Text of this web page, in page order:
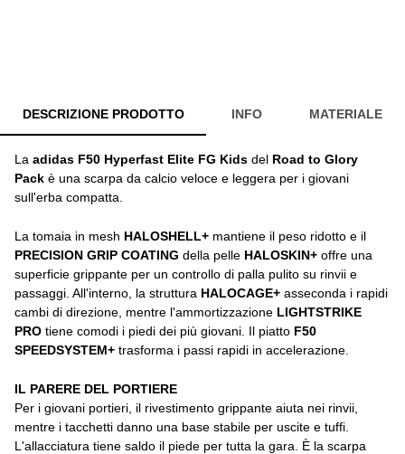
DESCRIZIONE PRODOTTO INFO MATERIALE
La adidas F50 Hyperfast Elite FG Kids del Road to Glory
Pack è una scarpa da calcio veloce e leggera per i giovani
sull'erba compatta.
La tomaia in mesh HALOSHELL+ mantiene il peso ridotto e il
PRECISION GRIP COATING della pelle HALOSKIN+ offre una
superficie grippante per un controllo di palla pulito su rinvii e
passaggi. All'interno, la struttura HALOCAGE+ asseconda i rapidi
cambi di direzione, mentre l'ammortizzazione LIGHTSTRIKE
PRO tiene comodi i piedi dei più giovani. Il piatto F50
SPEEDSYSTEM+ trasforma i passi rapidi in accelerazione.
IL PARERE DEL PORTIERE
Per i giovani portieri, il rivestimento grippante aiuta nei rinvii,
mentre i tacchetti danno una base stabile per uscite e tuffi.
L'allacciatura tiene saldo il piede per tutta la gara. È la scarpa